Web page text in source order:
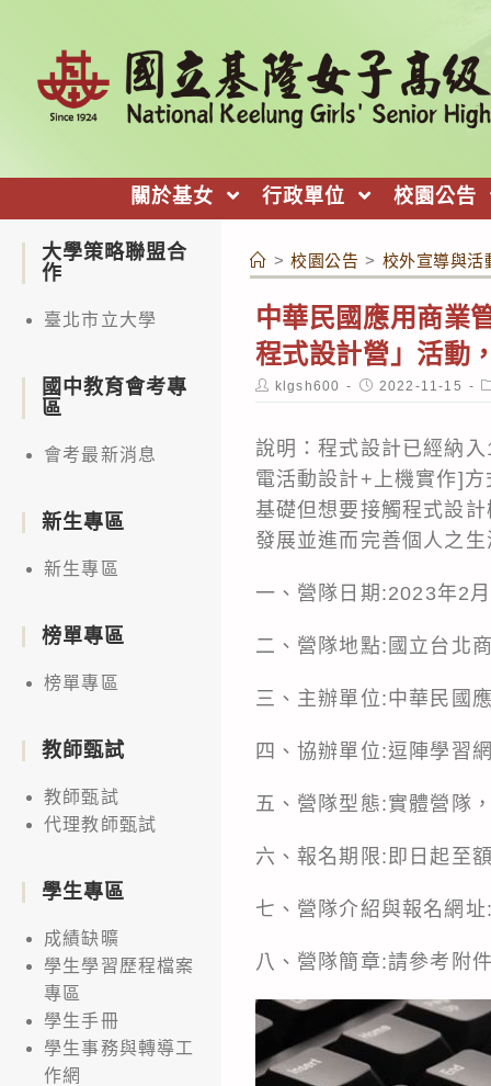
關於基女 行政單位 校園公告
> 校園公告 > 校外宣導與活
中華民國應用商業
程式設計營」活動
Post
author:
klgsh600
Post
published:
2022-11-15
說明：程式設計已經納
電活動設計+上機實作]
基礎但想要接觸程式設
發展並進而完善個人之
一、營隊日期:2023年2
二、營隊地點:國立台北
三、主辦單位:中華民國
四、協辦單位:逗陣學習
五、營隊型態:實體營隊
六、報名期限:即日起至
七、營隊介紹與報名網
八、營隊簡章:請參考附
大學策略聯盟合
作
臺北市立大學
國中教育會考專
區
會考最新消息
新生專區
新生專區
榜單專區
榜單專區
教師甄試
教師甄試
代理教師甄試
學生專區
成績缺曠
學生學習歷程檔案
專區
學生手冊
學生事務與轉導工
作網